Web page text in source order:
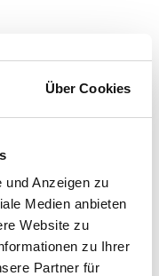
Über Cookies
und Anzeigen zu
Medien anbieten
Website zu
zu Ihrer
Partner für